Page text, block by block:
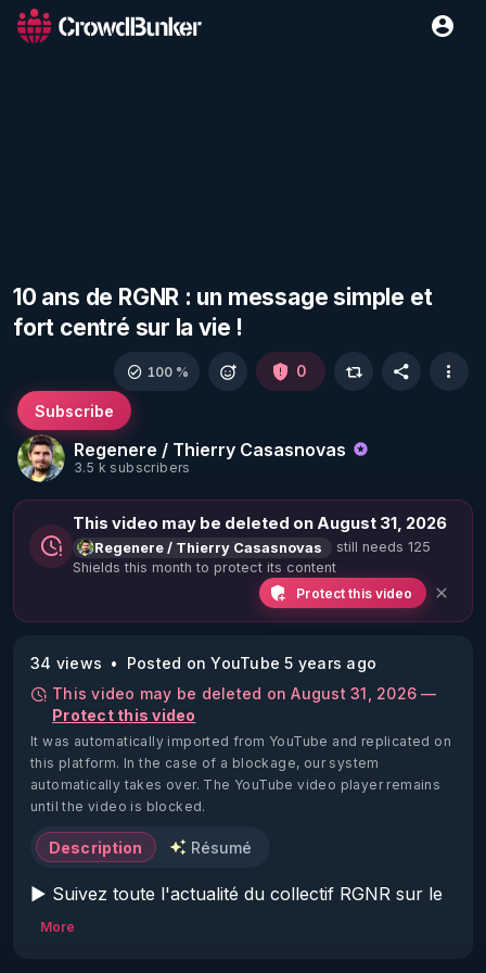
10 ans de RGNR : un message simple et
fort centré sur la vie !
Regenere / Thierry Casasnovas
3.5 k subscribers
Subscribe
100 % 0
This video may be deleted on August 31, 2026
Regenere / Thierry Casasnovas
still needs 125
Shields this month to protect its content
Protect this video
34 views
Posted on YouTube 5 years ago
This video may be deleted on August 31, 2026 —
Protect this video
It was automatically imported from YouTube and replicated on
this platform. In the case of a blockage, our system
automatically takes over. The YouTube video player remains
until the video is blocked.
Description Résumé
▶ Suivez toute l'actualité du collectif RGNR sur le
fil Telegram gratuit :
More